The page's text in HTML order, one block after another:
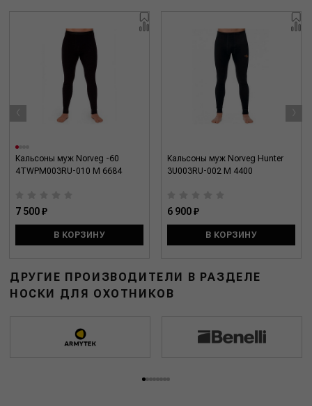
Кальсоны муж Norveg -60
4TWPM003RU-010 M 6684
7 500 ₽
В КОРЗИНУ
Кальсоны муж Norveg Hunter
3U003RU-002 M 4400
6 900 ₽
В КОРЗИНУ
‹ ›
ДРУГИЕ ПРОИЗВОДИТЕЛИ В РАЗДЕЛЕ
НОСКИ ДЛЯ ОХОТНИКОВ